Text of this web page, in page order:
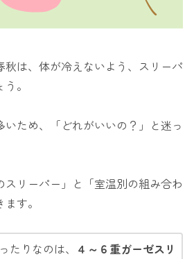
秋は、体が冷えないよう、スリーパ
。
いため、「どれがいいの？」と迷っ
スリーパー」と「室温別の組み合わ
す。
たりなのは、 ４～６重ガーゼスリ